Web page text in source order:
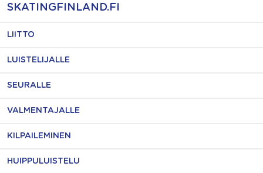
SKATINGFINLAND.FI
LIITTO
LUISTELIJALLE
SEURALLE
VALMENTAJALLE
KILPAILEMINEN
HUIPPULUISTELU